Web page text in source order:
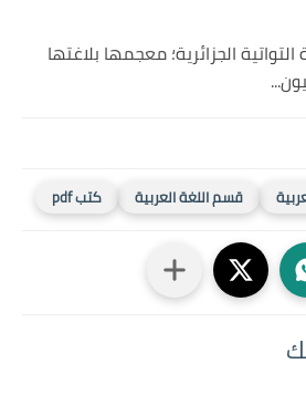
الجزائرية؛ معجمها بلاغتها
قسم اللغة العربية كتب pdf